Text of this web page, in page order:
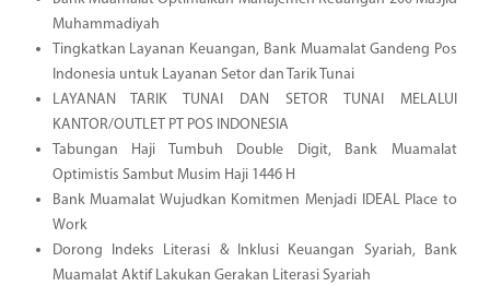
Muhammadiyah
Tingkatkan Layanan Keuangan, Bank Muamalat Gandeng Pos
Indonesia untuk Layanan Setor dan Tarik Tunai
LAYANAN TARIK TUNAI DAN SETOR TUNAI MELALUI
KANTOR/OUTLET PT POS INDONESIA
Tabungan Haji Tumbuh Double Digit, Bank Muamalat
Optimistis Sambut Musim Haji 1446 H
Bank Muamalat Wujudkan Komitmen Menjadi IDEAL Place to
Work
Dorong Indeks Literasi & Inklusi Keuangan Syariah, Bank
Muamalat Aktif Lakukan Gerakan Literasi Syariah